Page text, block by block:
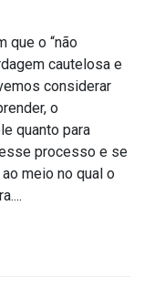
que o “não
cautelosa e
considerar
o
quanto para
processo e se
ao meio no qual o